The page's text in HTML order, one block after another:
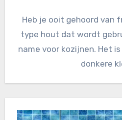
Heb je ooit gehoord van
type hout dat wordt
name voor kozijnen. Het
donkere